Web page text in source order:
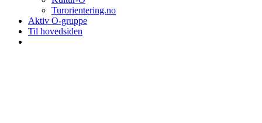
Turorientering.no
Aktiv O-gruppe
Til hovedsiden